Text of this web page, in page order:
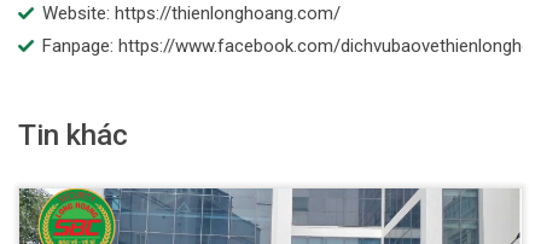
Website: https://thienlonghoang.com/
Fanpage: https://www.facebook.com/
Tin khác